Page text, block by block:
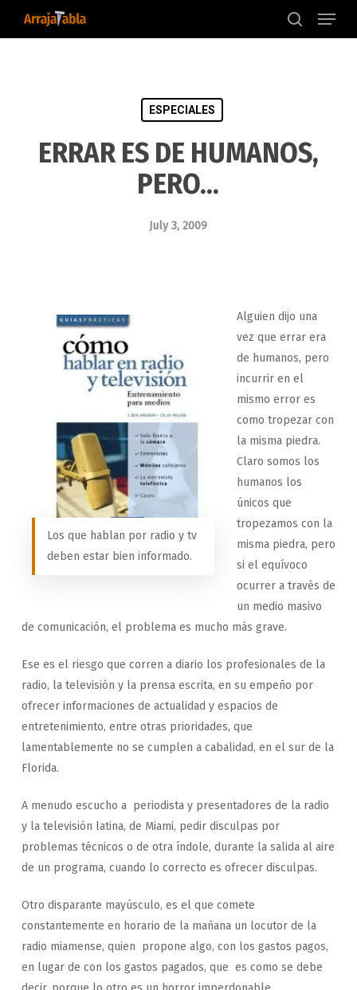
search
Menu
ESPECIALES
ERRAR ES DE HUMANOS,
PERO…
July 3, 2009
Los que hablan por radio y tv
deben estar bien informado.
Alguien dijo una
vez que errar era
de humanos, pero
incurrir en el
mismo error es
como tropezar con
la misma piedra.
Claro somos los
humanos los
únicos que
tropezamos con la
misma piedra, pero
si el equívoco
ocurrer a través de
un medio masivo
de comunicación, el problema es mucho más grave.
Ese es el riesgo que corren a diario los profesionales de la
radio, la televisión y la prensa escrita, en su empeño por
ofrecer informaciones de actualidad y espacios de
entretenimiento, entre otras prioridades, que
lamentablemente no se cumplen a cabalidad, en el sur de la
Florida.
A menudo escucho a periodista y presentadores de la radio
y la televisión latina, de Miami, pedir disculpas por
problemas técnicos o de otra índole, durante la salida al aire
de un programa, cuando lo correcto es ofrecer disculpas.
Otro disparante mayúsculo, es el que comete
constantemente en horario de la mañana un locutor de la
radio miamense, quien propone algo, con los gastos pagos,
en lugar de con los gastos pagados, que es como se debe